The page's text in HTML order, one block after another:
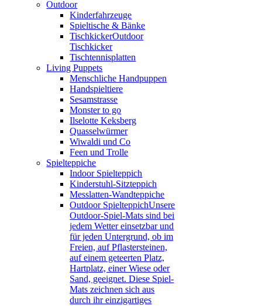
Outdoor
Kinderfahrzeuge
Spieltische & Bänke
TischkickerOutdoor
Tischkicker
Tischtennisplatten
Living Puppets
Menschliche Handpuppen
Handspieltiere
Sesamstrasse
Monster to go
Ilselotte Keksberg
Quasselwürmer
Wiwaldi und Co
Feen und Trolle
Spielteppiche
Indoor Spielteppich
Kinderstuhl-Sitzteppich
Messlatten-Wandteppiche
Outdoor SpielteppichUnsere
Outdoor-Spiel-Mats sind bei
jedem Wetter einsetzbar und
für jeden Untergrund, ob im
Freien, auf Pflastersteinen,
auf einem geteerten Platz,
Hartplatz, einer Wiese oder
Sand, geeignet. Diese Spiel-
Mats zeichnen sich aus
durch ihr einzigartiges